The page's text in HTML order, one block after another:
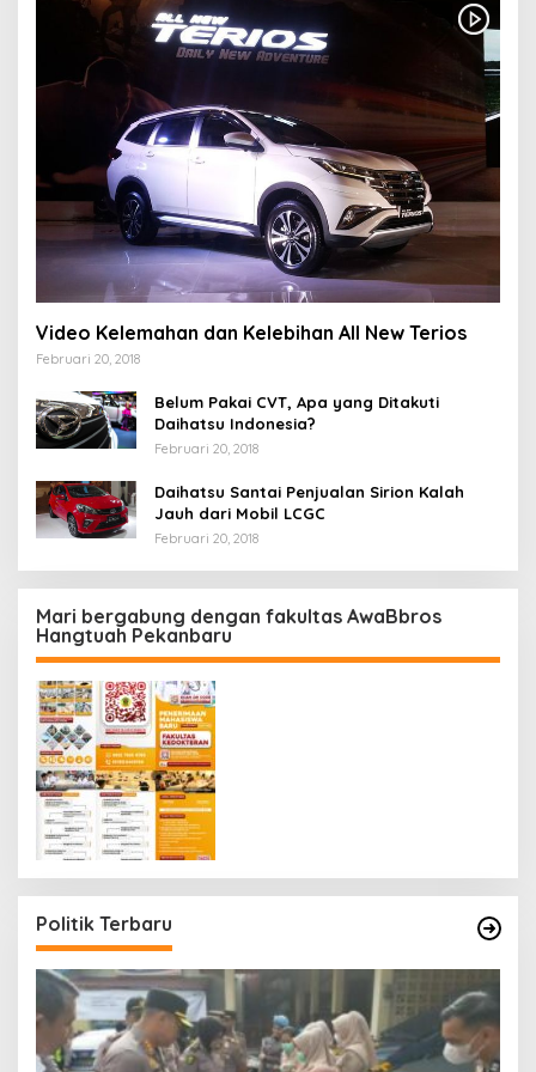
Video Kelemahan dan Kelebihan All New Terios
Februari 20, 2018
Belum Pakai CVT, Apa yang Ditakuti
Daihatsu Indonesia?
Februari 20, 2018
Daihatsu Santai Penjualan Sirion Kalah
Jauh dari Mobil LCGC
Februari 20, 2018
Mari bergabung dengan fakultas AwaBbros
Hangtuah Pekanbaru
Politik Terbaru